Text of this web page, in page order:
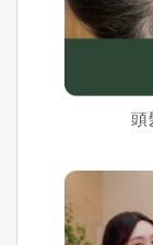
頭